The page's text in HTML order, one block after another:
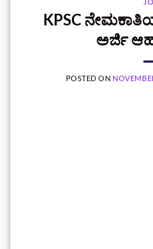
KPSC
ಅರ್ಜಿ
POSTED ON